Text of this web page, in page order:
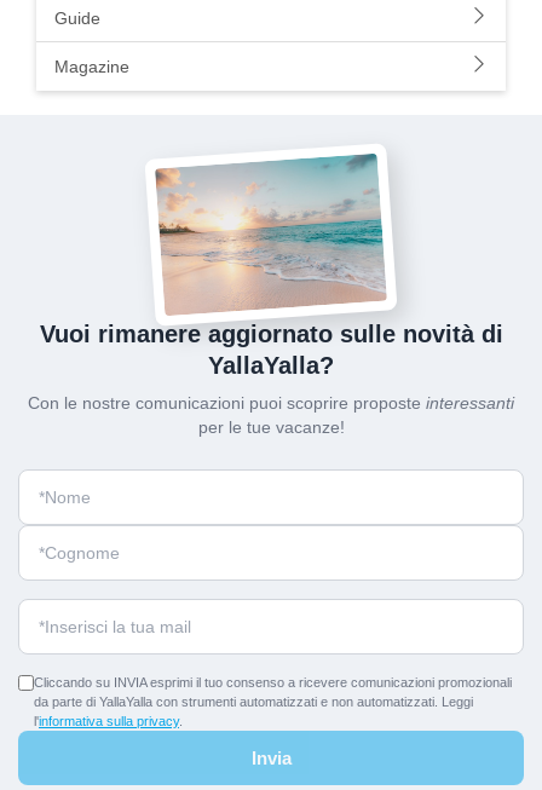
Guide
Magazine
Vuoi rimanere aggiornato sulle novità di
YallaYalla?
Con le nostre comunicazioni puoi scoprire proposte interessanti
per le tue vacanze!
Cliccando su INVIA esprimi il tuo consenso a ricevere comunicazioni promozionali
da parte di YallaYalla con strumenti automatizzati e non automatizzati. Leggi
l'informativa sulla privacy.
Invia